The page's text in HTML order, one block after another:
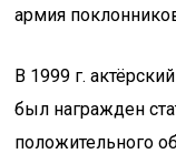
армия
В 1999 г.
был награжден
положительного